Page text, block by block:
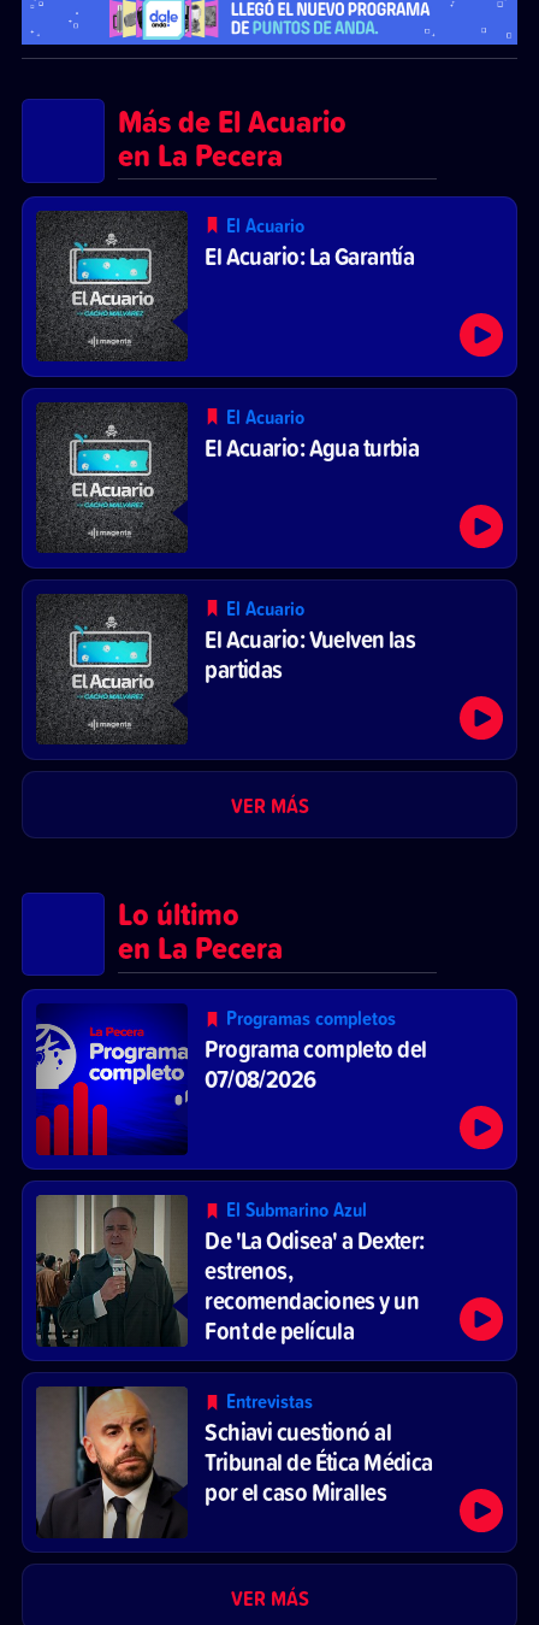
Más de El Acuario
en La Pecera
El Acuario
El Acuario: La Garantía
El Acuario
El Acuario: Agua turbia
El Acuario
El Acuario: Vuelven las
partidas
VER MÁS
Lo último
en La Pecera
Programas completos
Programa completo del
07/08/2026
El Submarino Azul
De 'La Odisea' a Dexter:
estrenos,
recomendaciones y un
Font de película
Entrevistas
Schiavi cuestionó al
Tribunal de Ética Médica
por el caso Miralles
VER MÁS